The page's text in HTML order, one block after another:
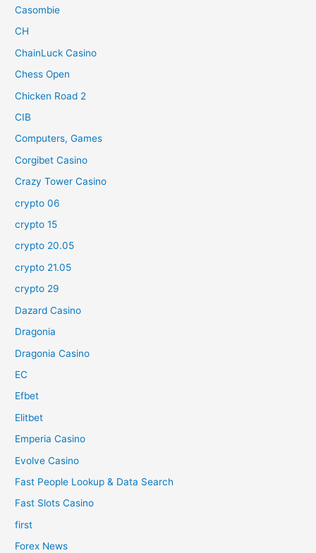
Casombie
CH
ChainLuck Casino
Chess Open
Chicken Road 2
CIB
Computers, Games
Corgibet Casino
Crazy Tower Сasino
crypto 06
crypto 15
crypto 20.05
crypto 21.05
crypto 29
Dazard Casino
Dragonia
Dragonia Casino
EC
Efbet
Elitbet
Emperia Casino
Evolve Casino
Fast People Lookup & Data Search
Fast Slots Casino
first
Forex News